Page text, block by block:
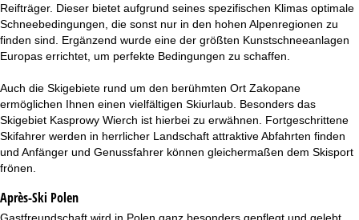
Reifträger. Dieser bietet aufgrund seines spezifischen Klimas optimale
Schneebedingungen, die sonst nur in den hohen Alpenregionen zu
finden sind. Ergänzend wurde eine der größten Kunstschneeanlagen
Europas errichtet, um perfekte Bedingungen zu schaffen.
Auch die Skigebiete rund um den berühmten Ort Zakopane
ermöglichen Ihnen einen vielfältigen Skiurlaub. Besonders das
Skigebiet Kasprowy Wierch ist hierbei zu erwähnen. Fortgeschrittene
Skifahrer werden in herrlicher Landschaft attraktive Abfahrten finden
und Anfänger und Genussfahrer können gleichermaßen dem Skisport
frönen.
Après-Ski Polen